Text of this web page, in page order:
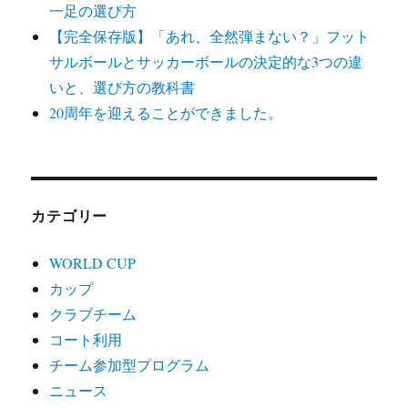
一足の選び方
【完全保存版】「あれ、全然弾まない？」フット
サルボールとサッカーボールの決定的な3つの違
いと、選び方の教科書
20周年を迎えることができました。
カテゴリー
WORLD CUP
カップ
クラブチーム
コート利用
チーム参加型プログラム
ニュース